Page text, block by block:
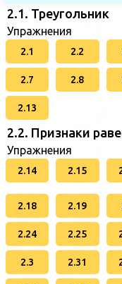
2.1. Треугольник
Упражнения
2.1 2.2
2.7 2.8
2.13
2.2. Признаки
Упражнения
2.14 2.15
2.18 2.19
2.24 2.25
2.3 2.31